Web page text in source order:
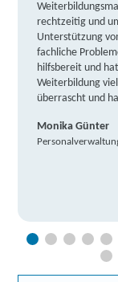
rechtzeitig und
Unterstützung
fachliche
hilfsbereit und
Weiterbildung
überrascht und
Monika Günter